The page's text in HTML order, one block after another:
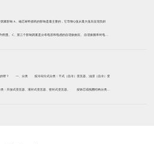
最大值后呈现负斜
的呀？ 一、分类 按冷却方式分类：干式（自冷）变压器、油浸（自冷）变
开放式变压器、灌封式变压器、密封式变压器。 按铁芯或线圈结构分类：